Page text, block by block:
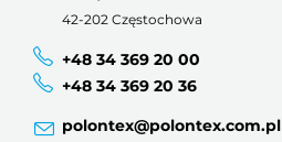
42-202 Częstochowa
+48 34 369 20 00
+48 34 369 20 36
polontex@polontex.com.pl